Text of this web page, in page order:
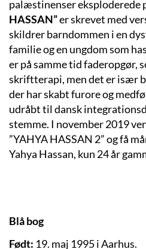
palæstinenser eksploderede
HASSAN”er skrevet med
skildrer barndommen i en
familie og en ungdom som
er på samme tid faderopgør,
skriftterapi, men det er især
der har skabt furore og
udråbt til dansk
stemme. I november 2019
”YAHYA HASSAN 2” og få
Yahya Hassan, kun 24 år
Blå bog
Født: 19. maj 1995 iAarhus.